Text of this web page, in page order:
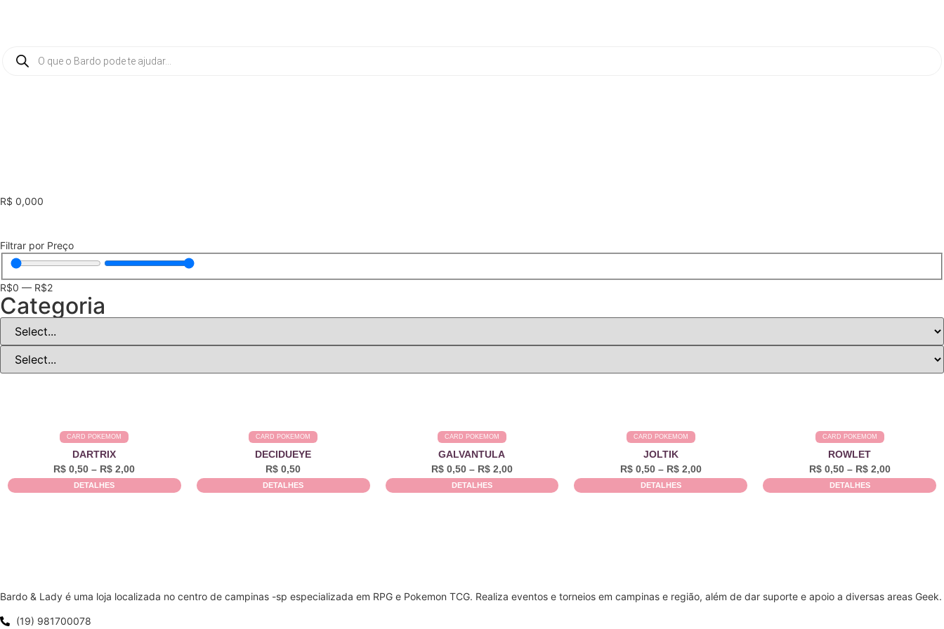
R$ 0,000
Filtrar por Preço
R$0 — R$2
Categoria
CARD POKEMOM
DARTRIX
R$ 0,50 – R$ 2,00
DETALHES
CARD POKEMOM
DECIDUEYE
R$ 0,50
DETALHES
CARD POKEMOM
GALVANTULA
R$0,50 – R$2,00
DETALHES
CARD POKEMOM
JOLTIK
R$0,50 – R$2,00
DETALHES
CARD POKEMOM
ROWLET
R$0,50 – R$2,00
DETALHES
Bardo & Lady é uma loja localizada no centro de campinas -sp especializada em RPG e Pokemon TCG. Realiza eventos e torneios em campinas e região, além de dar suporte e apoio a diversas areas Geek.
(19) 981700078